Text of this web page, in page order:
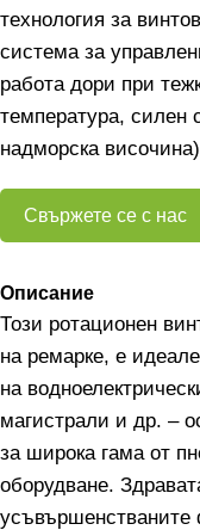
технология за
система за
работа дори при
температура, силен
надморска
Свържете се с нас
Описание
Този ротационен
на ремарке, е
на
магистрали и др. –
за широка гама от
оборудване.
усъвършенстваните